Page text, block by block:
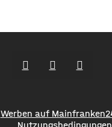
Werben auf